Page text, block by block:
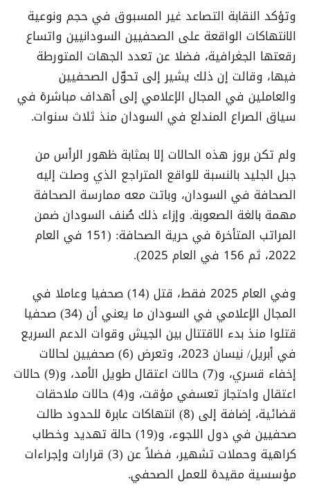
وتؤكد النقابة التصاعد غير المسبوق في حجم ونوعية
الانتهاكات الواقعة على الصحفيين السودانيين واتساع
رقعتها الجغرافية، فضلا عن تعدد الجهات المتورطة
فيها، وقالت إن ذلك يشير إلى تحوّل الصحفيين
والعاملين في المجال الإعلامي إلى أهداف مباشرة في
سياق الصراع المندلع في السودان منذ ثلاث سنوات.
ولم تكن بروز هذه الحالات إلا بمثابة ظهور الرأس من
جبل الجليد بالنسبة للواقع المتراجع الذي وصلت إليه
الصحافة في السودان، وباتت معه ممارسة الصحافة
مهمة بالغة الصعوبة. وإزاء ذلك صُنف السودان ضمن
المراتب المتأخرة في حرية الصحافة: (151 في العام
2022، ثم 156 في العام 2025).
وفي العام 2025 فقط، قتل (14) صحفيا وعاملا في
المجال الإعلامي في السودان ما يعني أن (34) صحفيا
قتلوا منذ بدء الاقتتال بين الجيش وقوات الدعم السريع
في أبريل/ نيسان 2023، وتعرض (6) صحفيين لحالات
إخفاء قسري، و(7) حالات اعتقال طويل الأمد، و(9) حالات
اعتقال واحتجاز تعسفي مؤقت، و(4) حالات ملاحقات
قضائية، إضافة إلى (8) انتهاكات عابرة للحدود طالت
صحفيين في دول اللجوء، و(19) حالة تهديد وخطاب
كراهية وحملات تشهير، فضلاً عن (3) قرارات وإجراءات
مؤسسية مقيدة للعمل الصحفي.